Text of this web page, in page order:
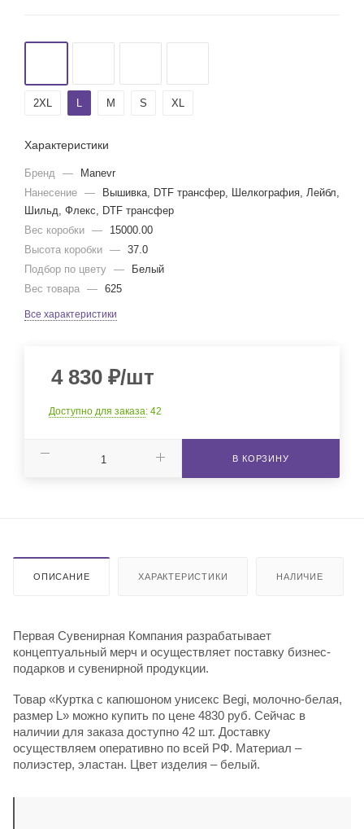
2XL L M S XL
Характеристики
Бренд —
Manevr
Нанесение —
Вышивка, DTF трансфер, Шелкография, Лейбл,
Шильд, Флекс, DTF трансфер
Вес коробки —
15000.00
Высота коробки — 37.0
Подбор по цвету —
Белый
Вес товара — 625
Все характеристики
4 830 ₽/шт
Доступно для заказа: 42
В КОРЗИНУ
ОПИСАНИЕ ХАРАКТЕРИСТИКИ НАЛИЧИЕ
Первая Сувенирная Компания разрабатывает
концептуальный мерч и осуществляет поставку бизнес-
подарков и сувенирной продукции.
Товар «Куртка с капюшоном унисекс Begi, молочно-белая,
размер L» можно купить по цене 4830 руб. Сейчас в
наличии для заказа доступно 42 шт. Доставку
осуществляем оперативно по всей РФ. Материал –
полиэстер, эластан. Цвет изделия – белый.